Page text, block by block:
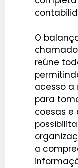
O
reúne
acesso a
para
coesas e
a